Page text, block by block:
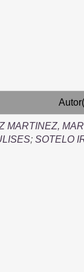
MARTINEZ,
; SOTELO